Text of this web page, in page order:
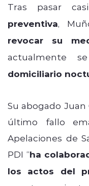
Tras pasar
preventiva,
revocar su
actualmente
domiciliario
Su abogado Juan
último fallo
Apelaciones de
PDI “ha
los actos del